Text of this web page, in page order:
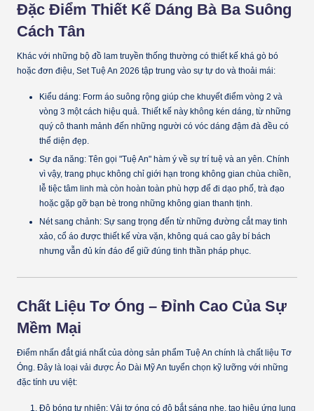
Đặc Điểm Thiết Kế Dáng Bà Ba Suông
Cách Tân
Khác với những bộ đồ lam truyền thống thường có thiết kế khá gò bó
hoặc đơn điệu, Set Tuệ An 2026 tập trung vào sự tự do và thoải mái:
Kiểu dáng: Form áo suông rộng giúp che khuyết điểm vòng 2 và
vòng 3 một cách hiệu quả. Thiết kế này không kén dáng, từ những
quý cô thanh mảnh đến những người có vóc dáng đậm đà đều có
thể diện đẹp.
Sự đa năng: Tên gọi "Tuệ An" hàm ý về sự trí tuệ và an yên. Chính
vì vậy, trang phục không chỉ giới hạn trong không gian chùa chiền,
lễ tiệc tâm linh mà còn hoàn toàn phù hợp để đi dạo phố, trà đạo
hoặc gặp gỡ bạn bè trong những không gian thanh tịnh.
Nét sang chảnh: Sự sang trọng đến từ những đường cắt may tinh
xảo, cổ áo được thiết kế vừa vặn, không quá cao gây bí bách
nhưng vẫn đủ kín đáo để giữ đúng tinh thần pháp phục.
Chất Liệu Tơ Óng – Đỉnh Cao Của Sự
Mềm Mại
Điểm nhấn đắt giá nhất của dòng sản phẩm Tuệ An chính là chất liệu Tơ
Óng. Đây là loại vải được Áo Dài Mỹ An tuyển chọn kỹ lưỡng với những
đặc tính ưu việt:
Độ bóng tự nhiên: Vải tơ óng có độ bắt sáng nhẹ, tạo hiệu ứng lung